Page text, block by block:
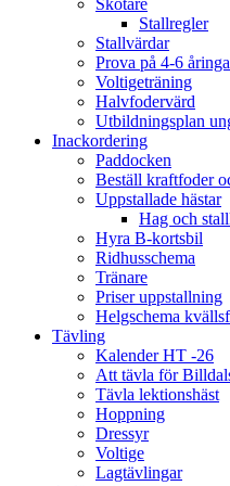
Skötare
Stallregler
Stallvärdar
Prova på 4-6
Voltigeträning
Halvfodervärd
Utbildningsplan
Inackordering
Paddocken
Beställ kraftfoder
Uppstallade hästar
Hag och
Hyra B-kortsbil
Ridhusschema
Tränare
Priser uppstallning
Helgschema
Tävling
Kalender HT -26
Att tävla för
Tävla lektionshäst
Hoppning
Dressyr
Voltige
Lagtävlingar